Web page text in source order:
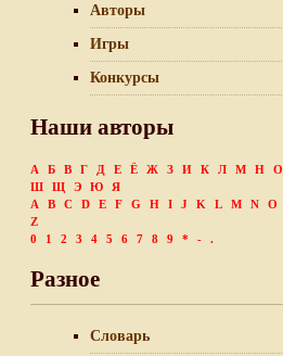
Авторы
Игры
Конкурсы
Наши авторы
А Б В Г Д Е Ё Ж З И К Л М Н О
Ш
Щ Э Ю
Я
A
B C D E F G H I J K L M N O
Z
0
1 2 3 4 5 6 7 8 9 * - .
Разное
Словарь